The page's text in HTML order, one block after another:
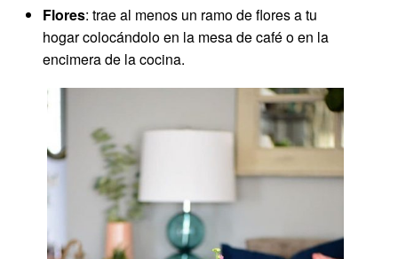
Flores: trae al menos un ramo de flores a tu
hogar colocándolo en la mesa de café o en la
encimera de la cocina.